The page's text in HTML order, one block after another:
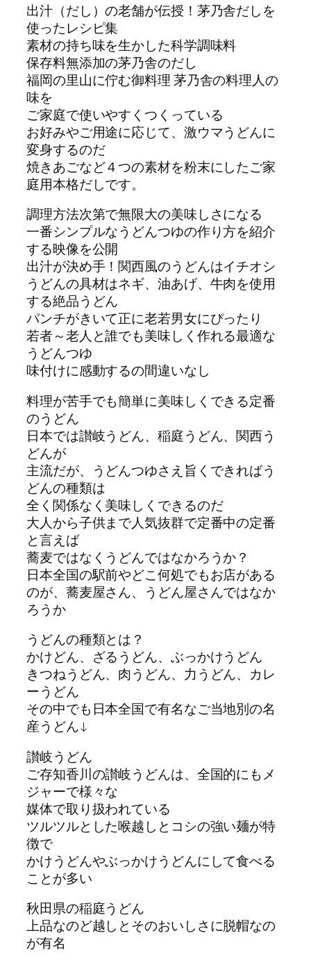
出汁（だし）の老舗が伝授！茅乃舎だしを
使ったレシピ集
素材の持ち味を生かした科学調味料
保存料無添加の茅乃舎のだし
福岡の里山に佇む御料理 茅乃舎の料理人の
味を
ご家庭で使いやすくつくっている
お好みやご用途に応じて、激ウマうどんに
変身するのだ
焼きあごなど４つの素材を粉末にしたご家
庭用本格だしです。
調理方法次第で無限大の美味しさになる
一番シンプルなうどんつゆの作り方を紹介
する映像を公開
出汁が決め手！関西風のうどんはイチオシ
うどんの具材はネギ、油あげ、牛肉を使用
する絶品うどん
パンチがきいて正に老若男女にぴったり
若者～老人と誰でも美味しく作れる最適な
うどんつゆ
味付けに感動するの間違いなし
料理が苦手でも簡単に美味しくできる定番
のうどん
日本では讃岐うどん、稲庭うどん、関西う
どんが
主流だが、うどんつゆさえ旨くできればう
どんの種類は
全く関係なく美味しくできるのだ
大人から子供まで人気抜群で定番中の定番
と言えば
蕎麦ではなくうどんではなかろうか？
日本全国の駅前やどこ何処でもお店がある
のが、蕎麦屋さん、うどん屋さんではなか
ろうか
うどんの種類とは？
かけどん、ざるうどん、ぶっかけうどん
きつねうどん、肉うどん、力うどん、カレ
ーうどん
その中でも日本全国で有名なご当地別の名
産うどん↓
讃岐うどん
ご存知香川の讃岐うどんは、全国的にもメ
ジャーで様々な
媒体で取り扱われている
ツルツルとした喉越しとコシの強い麺が特
徴で
かけうどんやぶっかけうどんにして食べる
ことが多い
秋田県の稲庭うどん
上品なのど越しとそのおいしさに脱帽なの
が有名